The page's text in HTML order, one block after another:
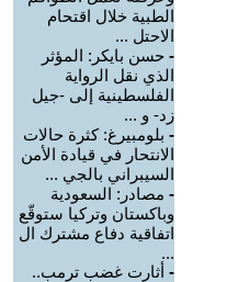
الطبية خلال اقتحام
الاحتل ...
- حسن بايكر: المؤثر
الذي نقل الرواية
الفلسطينية إلى -جيل
زد- و ...
- بلومبيرغ: كثرة حالات
الانتحار في قيادة الأمن
السيبراني بالجي ...
- مصادر: السعودية
وباكستان وتركيا ستوقّع
اتفاقية دفاع مشترك ال
...
- أثارت غضب ترمب..